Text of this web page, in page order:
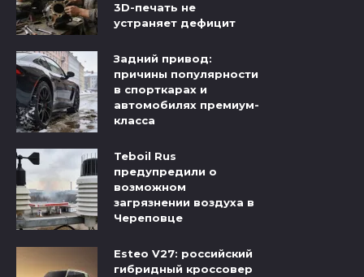
3D-печать не
устраняет дефицит
Задний привод:
причины популярности
в спорткарах и
автомобилях премиум-
класса
Teboil Rus
предупредили о
возможном
загрязнении воздуха в
Череповце
Esteo V27: российский
гибридный кроссовер